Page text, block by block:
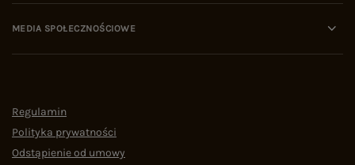
MEDIA SPOŁECZNOŚCIOWE
Regulamin
Polityka prywatności
Odstąpienie od umowy